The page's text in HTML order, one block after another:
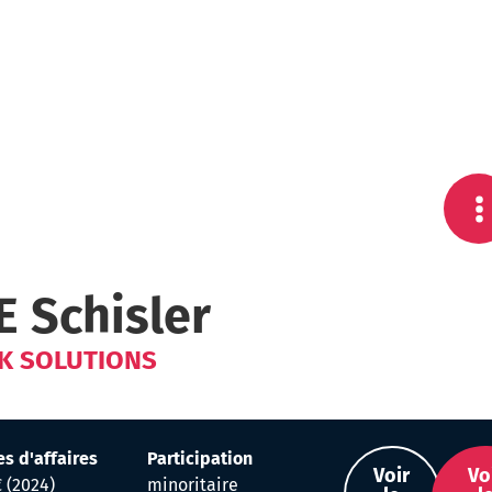
Schisler
SOLUTIONS
d'affaires
(2024)
Participation
minoritaire
Voir